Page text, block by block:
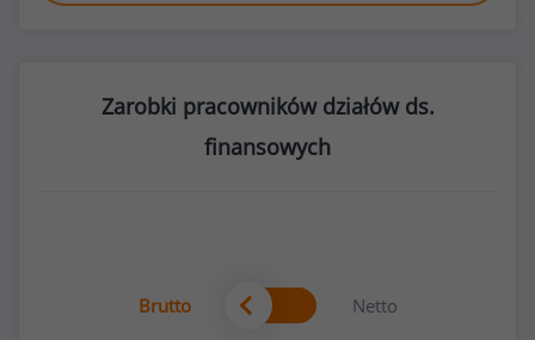
Zarobki pracowników działów ds.
finansowych
Brutto Netto